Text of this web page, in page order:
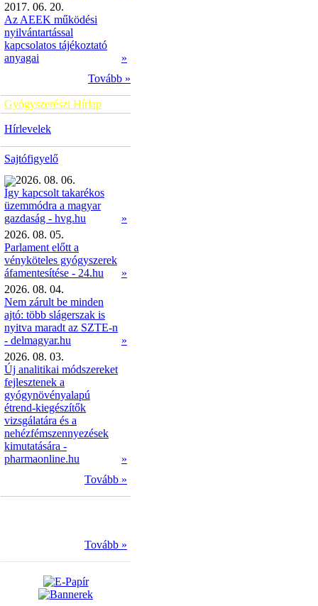
2017. 06. 20.
Az AEEK működési
nyilvántartással
kapcsolatos tájékoztató
anyagai
»
Tovább »
Gyógyszerészi Hírlap
Hírlevelek
Sajtófigyelő
2026. 08. 06.
Így kapcsolt takarékos
üzemmódra a magyar
gazdaság - hvg.hu
»
2026. 08. 05.
Parlament előtt a
vényköteles gyógyszerek
áfamentesítése - 24.hu
»
2026. 08. 04.
Nem zárult be minden
ajtó: több slágerszak is
nyitva maradt az SZTE-n
- delmagyar.hu
»
2026. 08. 03.
Új analitikai módszereket
fejlesztenek a
gyógynövényalapú
étrend-kiegészítők
vizsgálatára és a
nehézfémszennyezések
kimutatására -
pharmaonline.hu
»
Tovább »
Tovább »